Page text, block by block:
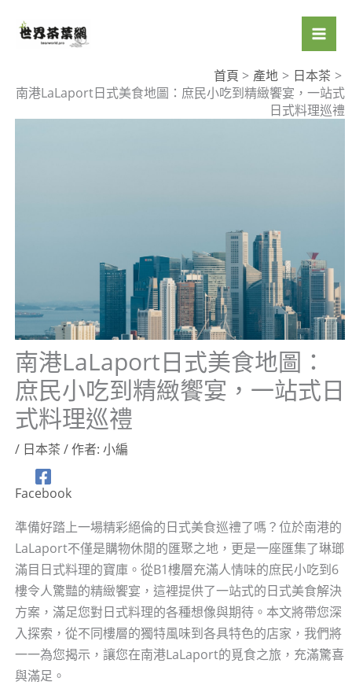
首頁 產地
日本茶
南港LaLaport日式美食地圖：庶民小吃到精緻饗宴，一站式
日式料理巡禮
南港LaLaport日式美食地圖：
庶民小吃到精緻饗宴，一站式日
式料理巡禮
/ 日本茶 / 作者: 小編
Facebook
準備好踏上一場精彩絕倫的日式美食巡禮了嗎？位於南港的
LaLaport不僅是購物休閒的匯聚之地，更是一座匯集了琳瑯
滿目日式料理的寶庫。從B1樓層充滿人情味的庶民小吃到6
樓令人驚豔的精緻饗宴，這裡提供了一站式的日式美食解決
方案，滿足您對日式料理的各種想像與期待。本文將帶您深
入探索，從不同樓層的獨特風味到各具特色的店家，我們將
一一為您揭示，讓您在南港LaLaport的覓食之旅，充滿驚喜
與滿足。